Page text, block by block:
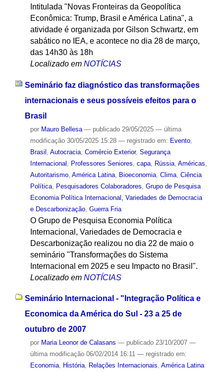
Intitulada "Novas Fronteiras da Geopolítica
Econômica: Trump, Brasil e América Latina", a
atividade é organizada por Gilson Schwartz, em
sabático no IEA, e acontece no dia 28 de março,
das 14h30 às 18h
Localizado em NOTÍCIAS
Seminário faz diagnóstico das transformações
internacionais e seus possíveis efeitos para o
Brasil
por Mauro Bellesa — publicado29/05/2025 — última
modificação30/05/2025 15:28 — registrado em: Evento,
Brasil Autocracia, Comércio Exterior, Segurança
Internacional
Professores Seniores capa, Rússia, Américas
Autoritarismo, América Latina, Bioeconomia, Clima, Ciência
Política, Pesquisadores Colaboradores Grupo de Pesquisa
Economia Política Internacional, Variedades de Democracia
e Descarbonização, Guerra Fria
O Grupo de Pesquisa Economia Política
Internacional, Variedades de Democracia e
Descarbonização realizou no dia 22 de maio o
seminário "Transformações do Sistema
Internacional em 2025 e seu Impacto no Brasil".
Localizado em NOTÍCIAS
Seminário Internacional - "Integração Política e
Economica da América do Sul - 23 a 25 de
outubro de 2007
por Maria Leonor de Calasans — publicado23/10/2007 —
última modificação06/02/2014 16:11 — registrado em:
Economia, História, Relações Internacionais, América Latina